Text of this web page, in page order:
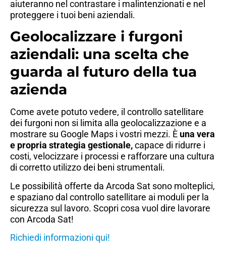
aiuteranno nel contrastare i malintenzionati e nel
proteggere i tuoi beni aziendali.
Geolocalizzare i furgoni
aziendali: una scelta che
guarda al futuro della tua
azienda
Come avete potuto vedere, il controllo satellitare
dei furgoni non si limita alla geolocalizzazione e a
mostrare su Google Maps i vostri mezzi. È una vera
e propria strategia gestionale,capace di ridurre i
costi, velocizzare i processi e rafforzare una cultura
di corretto utilizzo dei beni strumentali.
Le possibilità offerte da Arcoda Sat sono molteplici,
e spaziano dal controllo satellitare ai moduli per la
sicurezza sul lavoro. Scopri cosa vuol dire lavorare
con Arcoda Sat!
Richiedi informazioni qui!